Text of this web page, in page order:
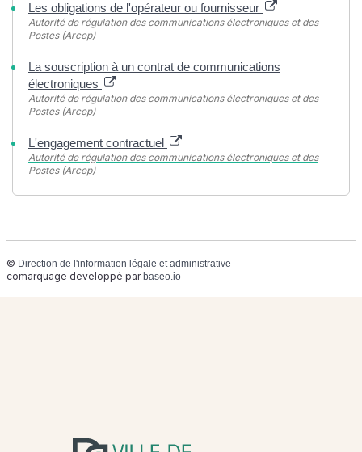
Les obligations de l'opérateur ou fournisseur
Autorité de régulation des communications électroniques et des
Postes (Arcep)
La souscription à un contrat de communications
électroniques
Autorité de régulation des communications électroniques et des
Postes (Arcep)
L'engagement contractuel
Autorité de régulation des communications électroniques et des
Postes (Arcep)
© Direction de l'information légale et administrative
comarquage developpé parbaseo.io